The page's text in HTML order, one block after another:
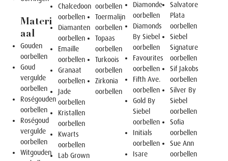
Materi
aal
Gouden
oorbellen
Goud
vergulde
oorbellen
Roségouden
oorbellen
Roségoud
vergulde
oorbellen
Witgouden
Chalcedoon
oorbellen
Diamanten
oorbellen
Emaille
oorbellen
Granaat
oorbellen
Jade
oorbellen
Kristallen
oorbellen
Kwarts
oorbellen
Lab Grown
oorbellen
Toermalijn
oorbellen
Topaas
oorbellen
Turkoois
oorbellen
Zirkonia
oorbellen
Diamonde
oorbellen
Diamonds
By Siebel
oorbellen
Favourites
oorbellen
Fifth Ave.
oorbellen
Gold By
Siebel
oorbellen
Initials
oorbellen
Isare
Salvatore
Plata
oorbellen
Siebel
Signature
oorbellen
Sif Jakobs
oorbellen
Silver By
Siebel
oorbellen
Sofia
oorbellen
Sue Ann
oorbellen